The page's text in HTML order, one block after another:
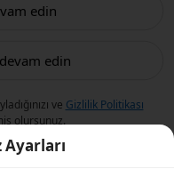
edin
edin
ve Gizlilik Politikası
olursunuz.
Ayarları